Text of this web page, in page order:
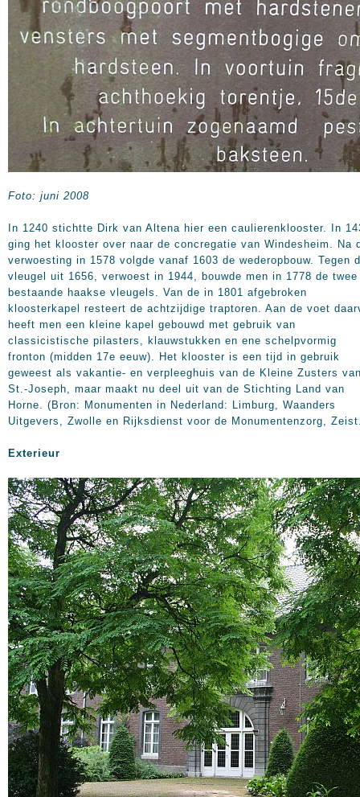
Foto: juni 2008
In 1240 stichtte Dirk van Altena hier een caulierenklooster. In
ging het klooster over naar de concregatie van Windesheim. Na
verwoesting in 1578 volgde vanaf 1603 de wederopbouw. Tegen
vleugel uit 1656, verwoest in 1944, bouwde men in 1778 de twee
bestaande haakse vleugels. Van de in 1801 afgebroken
kloosterkapel resteert de achtzijdige traptoren. Aan de voet
heeft men een kleine kapel gebouwd met gebruik van
classicistische pilasters, klauwstukken en ene schelpvormig
fronton (midden 17e eeuw). Het klooster is een tijd in gebruik
geweest als vakantie- en verpleeghuis van de Kleine Zusters
St.-Joseph, maar maakt nu deel uit van de Stichting Land van
Horne. (Bron: Monumenten in Nederland: Limburg, Waanders
Uitgevers, Zwolle en Rijksdienst voor de Monumentenzorg,
Exterieur